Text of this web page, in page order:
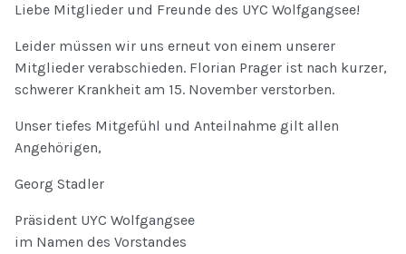
Liebe Mitglieder und Freunde des UYC Wolfgangsee!
Leider müssen wir uns erneut von einem unserer
Mitglieder verabschieden. Florian Prager ist nach kurzer,
schwerer Krankheit am 15. November verstorben.
Unser tiefes Mitgefühl und Anteilnahme gilt allen
Angehörigen,
Georg Stadler
Präsident UYC Wolfgangsee
im Namen des Vorstandes